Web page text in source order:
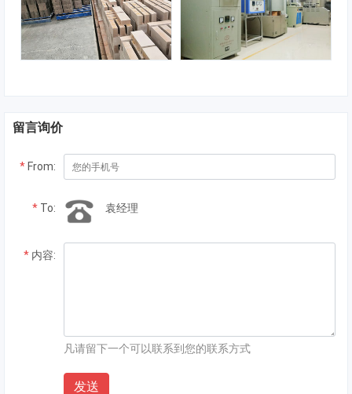
留言询价
* From:
* To: 袁经理
* 内容:
凡请留下一个可以联系到您的联系方式